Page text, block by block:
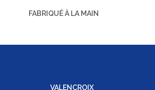
FABRIQUÉ À LA MAIN
VALENCROIX